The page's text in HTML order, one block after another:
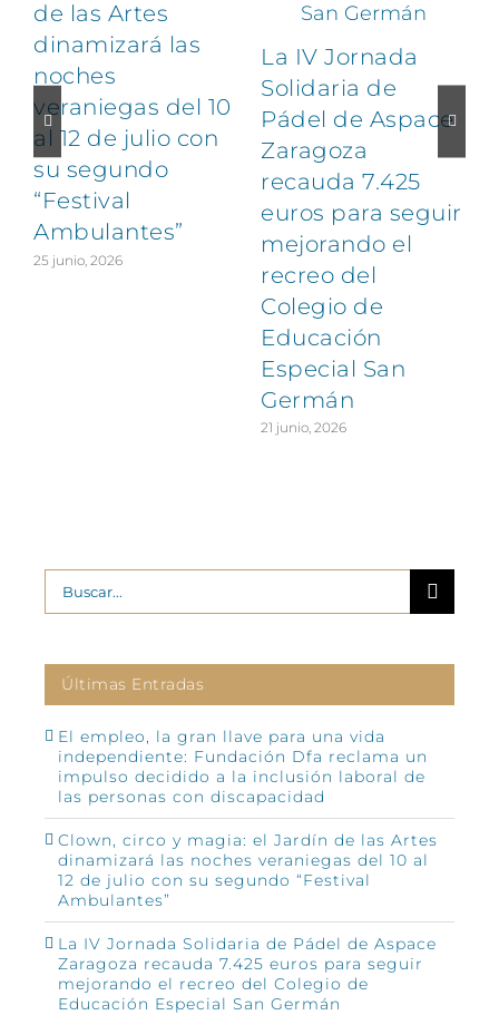
de las Artes
dinamizará las
noches
veraniegas del 10
al 12 de julio con
su segundo
“Festival
Ambulantes”
25 junio, 2026
La IV Jornada
Solidaria de
Pádel de Aspace
Zaragoza
recauda 7.425
euros para seguir
mejorando el
recreo del
Colegio de
Educación
Especial San
Germán
21 junio, 2026
Buscar:
Últimas Entradas
El empleo, la gran llave para una vida
independiente: Fundación Dfa reclama un
impulso decidido a la inclusión laboral de
las personas con discapacidad
Clown, circo y magia: el Jardín de las Artes
dinamizará las noches veraniegas del 10 al
12 de julio con su segundo “Festival
Ambulantes”
La IV Jornada Solidaria de Pádel de Aspace
Zaragoza recauda 7.425 euros para seguir
mejorando el recreo del Colegio de
Educación Especial San Germán